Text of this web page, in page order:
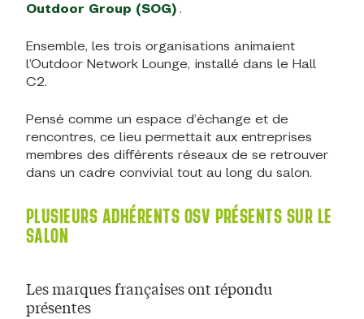
Outdoor Group (SOG) .
Ensemble, les trois organisations animaient
l’Outdoor Network Lounge, installé dans le Hall
C2.
Pensé comme un espace d’échange et de
rencontres, ce lieu permettait aux entreprises
membres des différents réseaux de se retrouver
dans un cadre convivial tout au long du salon.
PLUSIEURS ADHÉRENTS OSV PRÉSENTS SUR LE
SALON
Les marques françaises ont répondu
présentes